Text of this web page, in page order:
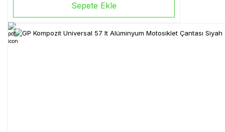
Sepete Ekle